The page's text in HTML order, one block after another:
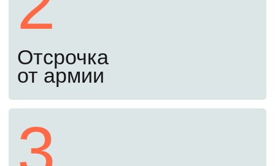
Третий шаг
Подайте документы онлайн
Документы можно подать через Госуслуги.
Куратор проверит их, чтобы избежать
С 20 июня до 24 августа